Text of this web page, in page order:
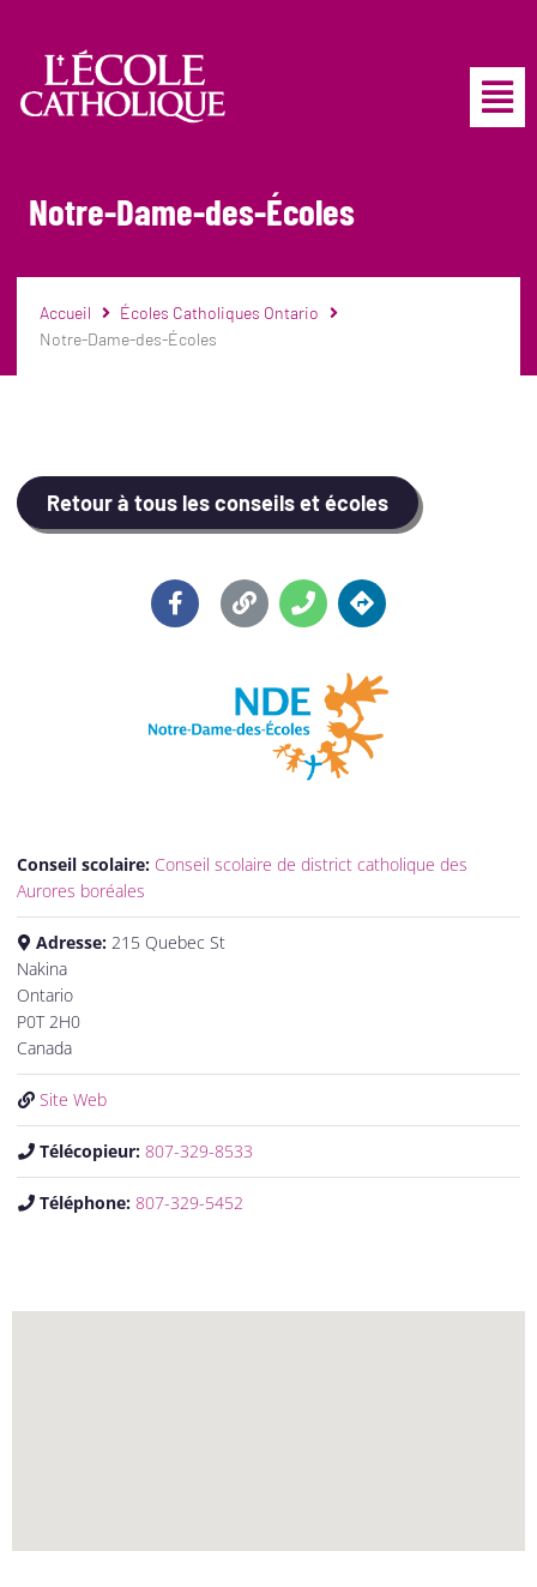
Notre-Dame-des-Écoles
Accueil
Écoles Catholiques Ontario
Notre-Dame-des-Écoles
Retour à tous les conseils et écoles
Conseil scolaire: Conseil scolaire de district catholique des
Aurores boréales
Adresse: 215 Quebec St
Nakina
Ontario
P0T 2H0
Canada
Site Web
Télécopieur: 807-329-8533
Téléphone: 807-329-5452